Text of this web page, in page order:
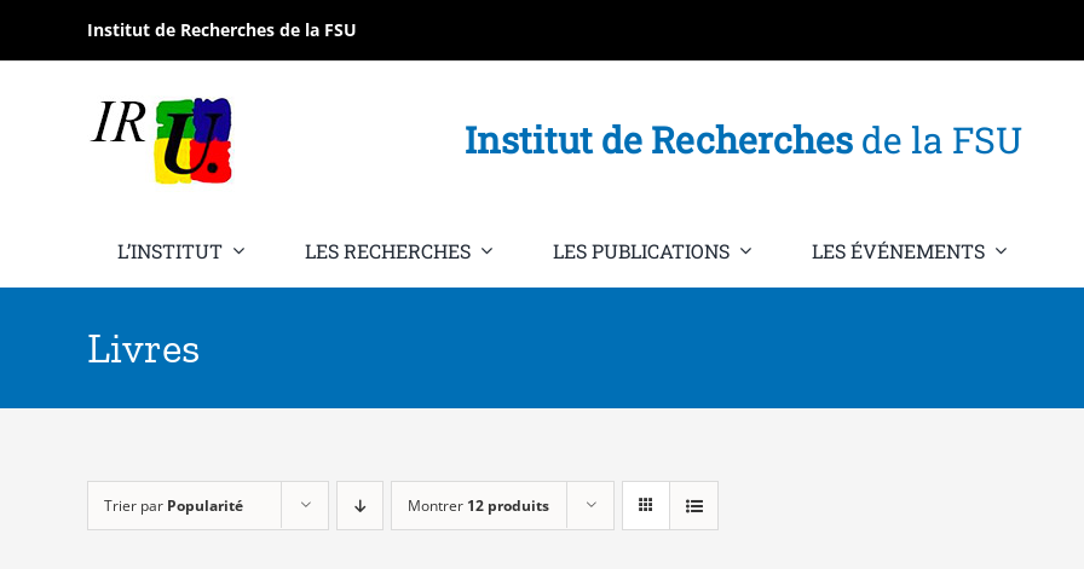
contenu
Institut de Recherches de la FSU
Institut de Recherchesde la FSU
L’INSTITUT LES RECHERCHES LES PUBLICATIONS LES ÉVÉNEMENTS
Livres
Trier par Popularité Montrer 12 produits